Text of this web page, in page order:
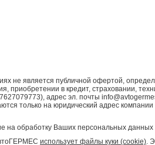
не является публичной офертой,
в кредит, страховании,
адрес эл. почты
только на юридический адрес
обработку Ваших персональных данных
использует файлы куки (cookie).